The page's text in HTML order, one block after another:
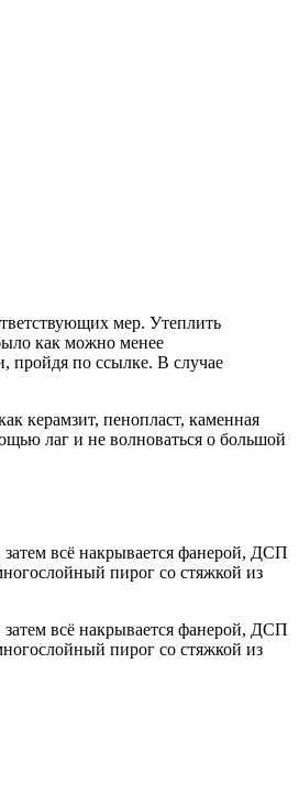
мер. Утеплить
как можно менее
пройдя по ссылке. В случае
керамзит, пенопласт, каменная
лаг и не волноваться о большой
всё накрывается фанерой, ДСП
пирог со стяжкой из
всё накрывается фанерой, ДСП
пирог со стяжкой из